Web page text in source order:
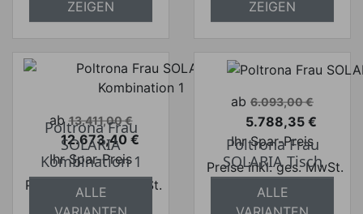
ZEIGEN ZEIGEN
Verkaufspreis
ab 13.411,00 €
Preis
12.673,40 €
Ihr Spar-Preis
Preise inkl. ges. MwSt.
absolut
Poltrona Frau
SOLARIA
Kombination 1
ALLE
Verkaufspreis
ab 6.093,00 €
Preis
5.788,35 €
Ihr Spar-Preis
Preise inkl. ges. MwSt.
absolut
Poltrona Frau
SOLARIA Tisch
ALLE